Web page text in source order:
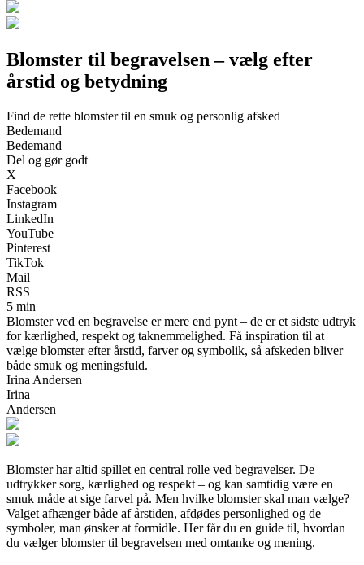
Blomster til begravelsen – vælg efter
årstid og betydning
Find de rette blomster til en smuk og personlig afsked
Bedemand
Bedemand
Del og gør godt
X
Facebook
Instagram
LinkedIn
YouTube
Pinterest
TikTok
Mail
RSS
5 min
Blomster ved en begravelse er mere end pynt – de er et sidste udtryk
for kærlighed, respekt og taknemmelighed. Få inspiration til at
vælge blomster efter årstid, farver og symbolik, så afskeden bliver
både smuk og meningsfuld.
Irina Andersen
Irina
Andersen
Blomster har altid spillet en central rolle ved begravelser. De
udtrykker sorg, kærlighed og respekt – og kan samtidig være en
smuk måde at sige farvel på. Men hvilke blomster skal man vælge?
Valget afhænger både af årstiden, afdødes personlighed og de
symboler, man ønsker at formidle. Her får du en guide til, hvordan
du vælger blomster til begravelsen med omtanke og mening.